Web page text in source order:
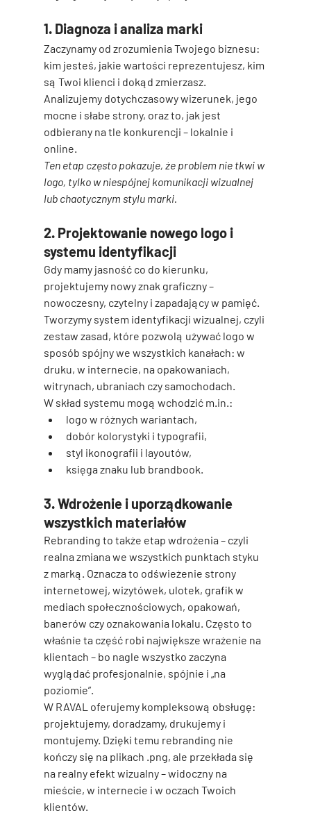
1. Diagnoza i analiza marki
Zaczynamy od zrozumienia Twojego biznesu:
kim jesteś, jakie wartości reprezentujesz, kim
są Twoi klienci i dokąd zmierzasz.
Analizujemy dotychczasowy wizerunek, jego
mocne i słabe strony, oraz to, jak jest
odbierany na tle konkurencji – lokalnie i
online.
Ten etap często pokazuje, że problem nie tkwi w
logo, tylko w niespójnej komunikacji wizualnej
lub chaotycznym stylu marki.
2. Projektowanie nowego logo i
systemu identyfikacji
Gdy mamy jasność co do kierunku,
projektujemy nowy znak graficzny –
nowoczesny, czytelny i zapadający w pamięć.
Tworzymy system identyfikacji wizualnej, czyli
zestaw zasad, które pozwolą używać logo w
sposób spójny we wszystkich kanałach: w
druku, w internecie, na opakowaniach,
witrynach, ubraniach czy samochodach.
W skład systemu mogą wchodzić m.in.:
logo w różnych wariantach,
dobór kolorystyki i typografii,
styl ikonografii i layoutów,
księga znaku lub brandbook.
3. Wdrożenie i uporządkowanie
wszystkich materiałów
Rebranding to także etap wdrożenia – czyli
realna zmiana we wszystkich punktach styku
z marką. Oznacza to odświeżenie strony
internetowej, wizytówek, ulotek, grafik w
mediach społecznościowych, opakowań,
banerów czy oznakowania lokalu. Często to
właśnie ta część robi największe wrażenie na
klientach – bo nagle wszystko zaczyna
wyglądać profesjonalnie, spójnie i „na
poziomie”.
W RAVAL oferujemy kompleksową obsługę:
projektujemy, doradzamy, drukujemy i
montujemy. Dzięki temu rebranding nie
kończy się na plikach .png, ale przekłada się
na realny efekt wizualny – widoczny na
mieście, w internecie i w oczach Twoich
klientów.